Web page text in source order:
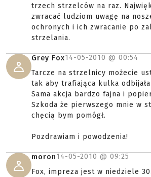
trzech strzelców na raz.
zwracać ludziom uwagę na
ochronych i ich zwracanie po
strzelania.
Grey Fox14-05-2010 @ 00:54
Tarcze na strzelnicy możecie
tak aby trafiająca kulka
Sama akcja bardzo fajna i
Szkoda że pierwszego mnie w
chęcią bym pomógł.
Pozdrawiam i powodzenia!
moron14-05-2010 @ 09:25
Fox, impreza jest w niedziele